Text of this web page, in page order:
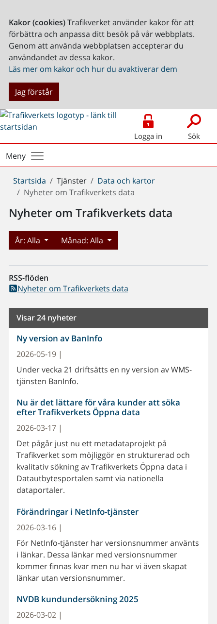
Kakor (cookies)Trafikverket använder kakor för att
förbättra och anpassa ditt besök på vår webbplats.
Genom att använda webbplatsen accepterar du
användandet av dessa kakor.
Läs mer om kakor och hur du avaktiverar dem
Jag förstår
Logga in Sök
Meny
Du
är
Startsida Tjänster
Data och kartor
Nyheter om Trafikverkets data
Nyheter om Trafikverkets data
År: Alla Månad:Alla
RSS-flöden
Nyheter om Trafikverkets data
Visar 24 nyheter
Ny version av BanInfo
2026-05-19 |
Under vecka 21 driftsätts en ny version av WMS-
tjänsten BanInfo.
Nu är det lättare för våra kunder att söka
efter Trafikverkets Öppna data
2026-03-17 |
Det pågår just nu ett metadataprojekt på
Trafikverket som möjliggör en strukturerad och
kvalitativ sökning av Trafikverkets Öppna data i
Datautbytesportalen samt via nationella
dataportaler.
Förändringar i NetInfo-tjänster
2026-03-16 |
För NetInfo-tjänster har versionsnummer använts
i länkar. Dessa länkar med versionsnummer
kommer finnas kvar men nu har vi även skapat
länkar utan versionsnummer.
NVDB kundundersökning 2025
2026-03-02 |